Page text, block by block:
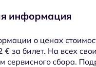
информация
о ценах
€ за билет. На всех
сервисного сбора.